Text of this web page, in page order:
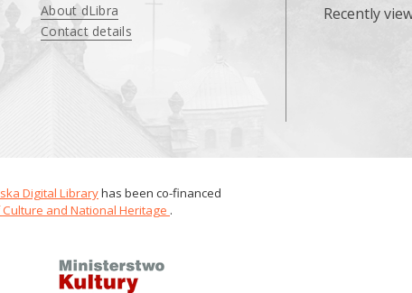
About dLibra
Contact details
Recently
Digital Libraryhas been co-financed
and National Heritage .